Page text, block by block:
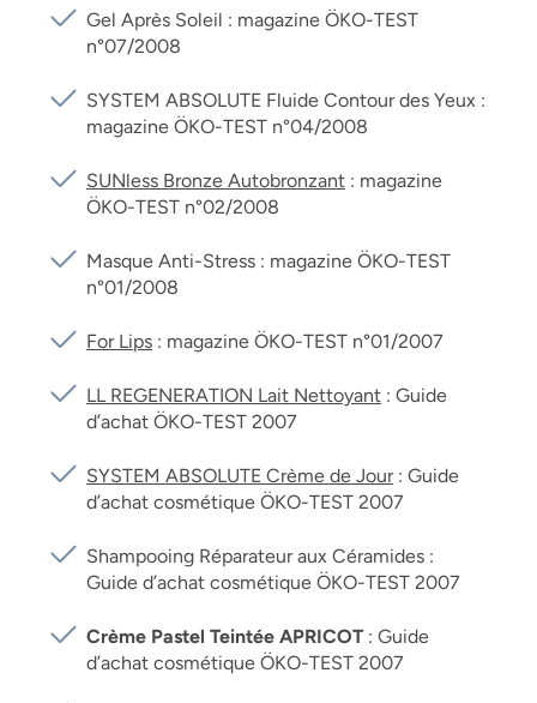
Gel Après Soleil : magazine ÖKO-TEST
n°07/2008
SYSTEM ABSOLUTE Fluide Contour des Yeux :
magazine ÖKO-TEST n°04/2008
SUNless Bronze Autobronzant : magazine
ÖKO-TEST n°02/2008
Masque Anti-Stress : magazine ÖKO-TEST
n°01/2008
For Lips : magazine ÖKO-TEST n°01/2007
LL REGENERATION Lait Nettoyant : Guide
d’achat ÖKO-TEST 2007
SYSTEM ABSOLUTE Crème de Jour: Guide
d’achat cosmétique ÖKO-TEST 2007
Shampooing Réparateur aux Céramides :
Guide d’achat cosmétique ÖKO-TEST 2007
Crème Pastel Teintée APRICOT : Guide
d’achat cosmétique ÖKO-TEST 2007